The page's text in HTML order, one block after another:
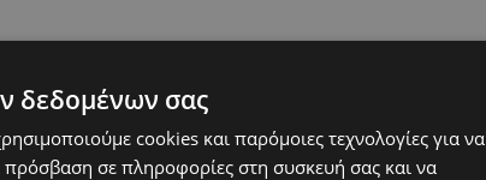
δεδομένων σας
cookies και παρόμοιες τεχνολογίες για να
σε πληροφορίες στη συσκευή σας και να